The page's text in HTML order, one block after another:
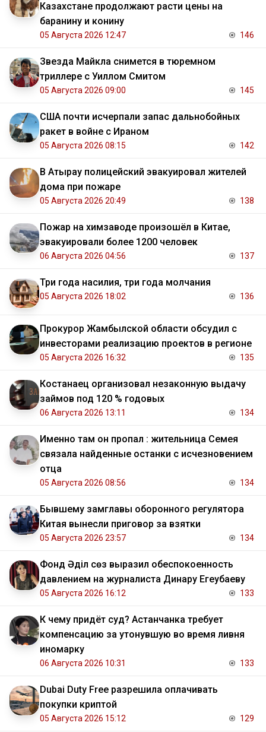
Казахстане продолжают расти цены на
баранину и конину
05 Августа 2026 12:47 146
Звезда Майкла снимется в тюремном
триллере с Уиллом Смитом
05 Августа 2026 09:00 145
США почти исчерпали запас дальнобойных
ракет в войне с Ираном
05 Августа 2026 08:15 142
В Атырау полицейский эвакуировал жителей
дома при пожаре
05 Августа 2026 20:49 138
Пожар на химзаводе произошёл в Китае,
эвакуировали более 1200 человек
06 Августа 2026 04:56 137
Три года насилия, три года молчания
05 Августа 2026 18:02 136
Прокурор Жамбылской области обсудил с
инвесторами реализацию проектов в регионе
05 Августа 2026 16:32 135
Костанаец организовал незаконную выдачу
займов под 120 % годовых
06 Августа 2026 13:11 134
Именно там он пропал : жительница Семея
связала найденные останки с исчезновением
отца
05 Августа 2026 08:56 134
Бывшему замглавы оборонного регулятора
Китая вынесли приговор за взятки
05 Августа 2026 23:57 134
Фонд Әділ сөз выразил обеспокоенность
давлением на журналиста Динару Егеубаеву
05 Августа 2026 16:12 133
К чему придёт суд? Астанчанка требует
компенсацию за утонувшую во время ливня
иномарку
06 Августа 2026 10:31 133
Dubai Duty Free разрешила оплачивать
покупки криптой
05 Августа 2026 15:12 129